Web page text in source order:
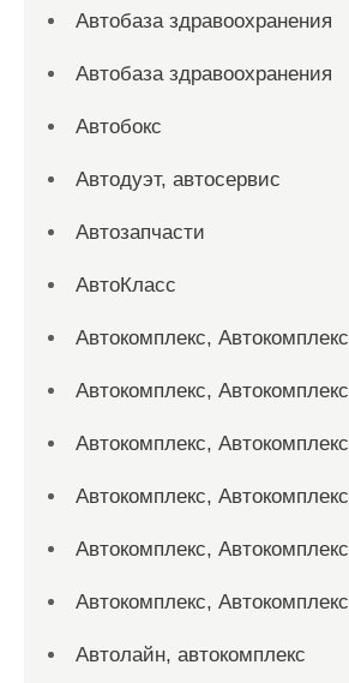
Автобаза здравоохранения
Автобаза здравоохранения
Автобокс
Автодуэт, автосервис
Автозапчасти
АвтоКласс
Автокомплекс, Автокомплекс
Автокомплекс, Автокомплекс
Автокомплекс, Автокомплекс
Автокомплекс, Автокомплекс
Автокомплекс, Автокомплекс
Автокомплекс, Автокомплекс
Автолайн, автокомплекс